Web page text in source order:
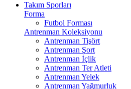
Takım Sporları
Forma
Futbol Forması
Antrenman Koleksiyonu
Antrenman Tişört
Antrenman Şort
Antrenman İçlik
Antrenman Ter Atleti
Antrenman Yelek
Antrenman Yağmurluk